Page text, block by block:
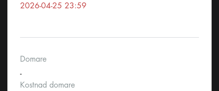
2026-04-25 23:59
Domare
-
Kostnad domare